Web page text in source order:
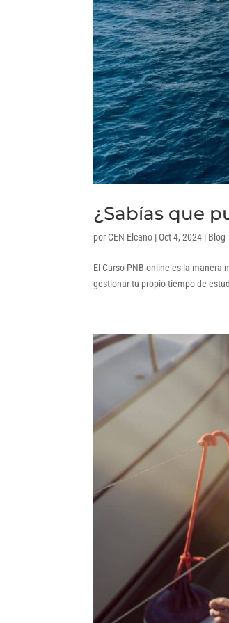
¿Sabías que
por CEN Elcano | Oct 4, 2024 | Blog
El Curso PNB online es la manera
gestionar tu propio tiempo de